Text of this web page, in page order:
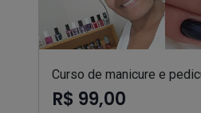
Curso de manicure e
R$ 99,00